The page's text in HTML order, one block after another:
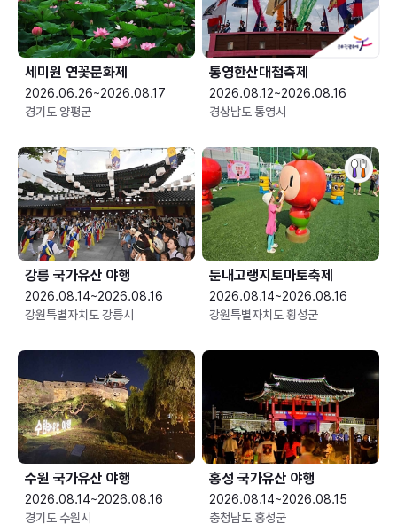
세미원 연꽃문화제
2026.06.26~2026.08.17
경기도 양평군
통영한산대첩축제
2026.08.12~2026.08.16
경상남도 통영시
강릉 국가유산 야행
2026.08.14~2026.08.16
강원특별자치도 강릉시
둔내고랭지토마토축제
2026.08.14~2026.08.16
강원특별자치도 횡성군
수원 국가유산 야행
2026.08.14~2026.08.16
경기도 수원시
홍성 국가유산 야행
2026.08.14~2026.08.15
충청남도 홍성군